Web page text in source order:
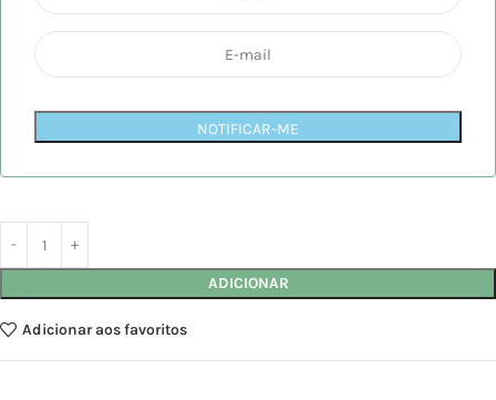
NOTIFICAR-ME
ADICIONAR
Adicionar aos favoritos